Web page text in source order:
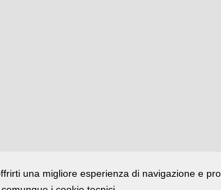
una migliore esperienza di navigazione e